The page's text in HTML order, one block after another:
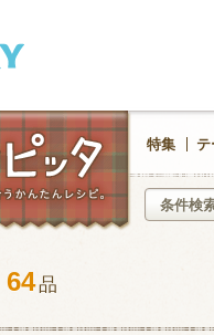
特集
条件検
洋食
アジア・エスニック
64品